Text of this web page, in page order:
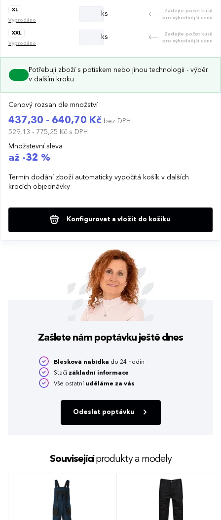
XL
Vyprodáno
ks
Zadejte počet kusů
pro výhodnější cenu
XXL
Vyprodáno
ks
Zadejte počet kusů
pro výhodnější cenu
Potřebuji zboží s potiskem nebo jinou technologii - výběr
v dalším kroku
Cenový rozsah dle množství
437,30 - 640,70 Kč bez DPH
529,13 - 775,25 Kč s DPH
Množstevní sleva
až -32 %
Termín dodání zboží automaticky vypočítá košík v dalších
krocích objednávky
Konfigurovat a vložit do košíku
Zašlete nám poptávku ještě dnes
Blesková nabídka do 24 hodin
Stačí základní informace
Vše ostatní uděláme za vás
Odeslat poptávku
Souvisejícíprodukty a modely